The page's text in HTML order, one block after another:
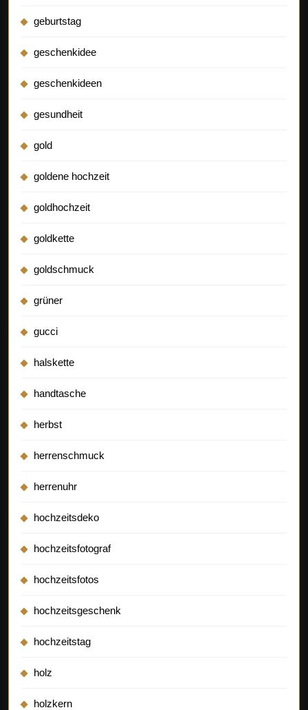
geburtstag
geschenkidee
geschenkideen
gesundheit
gold
goldene hochzeit
goldhochzeit
goldkette
goldschmuck
grüner
gucci
halskette
handtasche
herbst
herrenschmuck
herrenuhr
hochzeitsdeko
hochzeitsfotograf
hochzeitsfotos
hochzeitsgeschenk
hochzeitstag
holz
holzkern